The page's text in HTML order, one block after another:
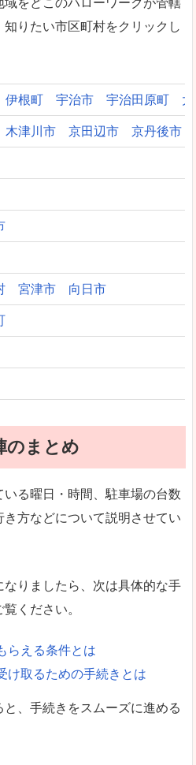
域をどこのハローワークが管轄
りたい市区町村をクリックし
伊根町 宇治市 宇治田原町
木津川市 京田辺市 京丹後市
宮津市 向日市
のまとめ
る曜日・時間、駐車場の台数
方などについて説明させてい
りましたら、次は具体的な手
ください。
らえる条件とは
け取るための手続きとは
、手続きをスムーズに進める